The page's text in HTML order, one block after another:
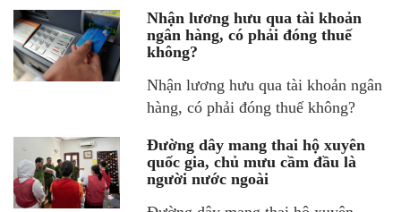
Nhận lương hưu qua tài khoản
ngân hàng, có phải đóng thuế
không?
Nhận lương hưu qua tài khoản ngân
hàng, có phải đóng thuế không?
Đường dây mang thai hộ xuyên
quốc gia, chủ mưu cầm đầu là
người nước ngoài